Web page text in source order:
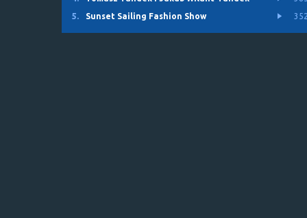
5.
Sunset Sailing Fashion Show